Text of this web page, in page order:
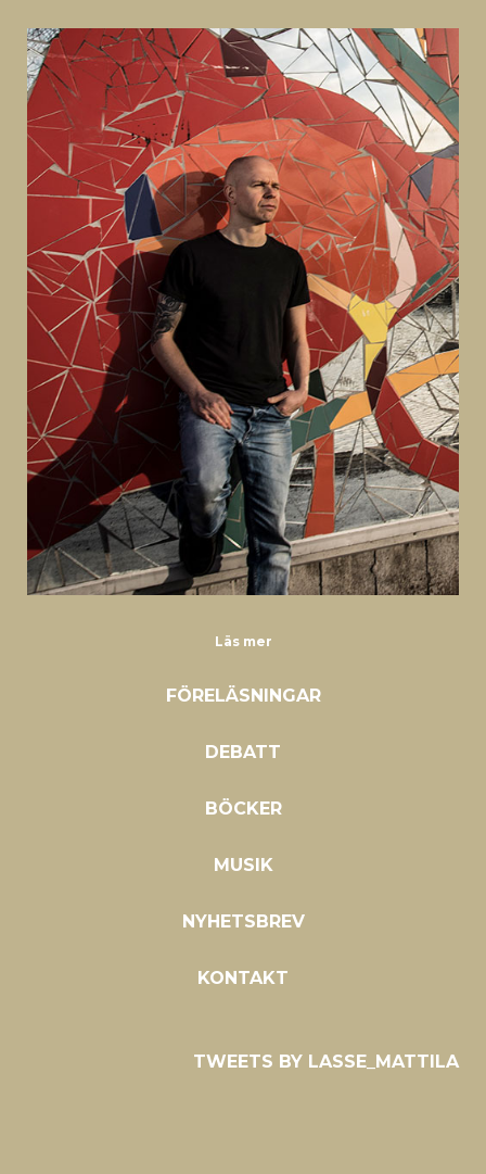
Läs mer
FÖRELÄSNINGAR
DEBATT
BÖCKER
MUSIK
NYHETSBREV
KONTAKT
TWEETS BY LASSE_MATTILA